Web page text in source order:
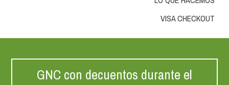
VISA CHECKOUT
GNC con decuentos durante el